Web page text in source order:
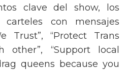
clave del show, los
carteles con mensajes
Trust”, “Protect Trans
other”, “Support local
queens because you